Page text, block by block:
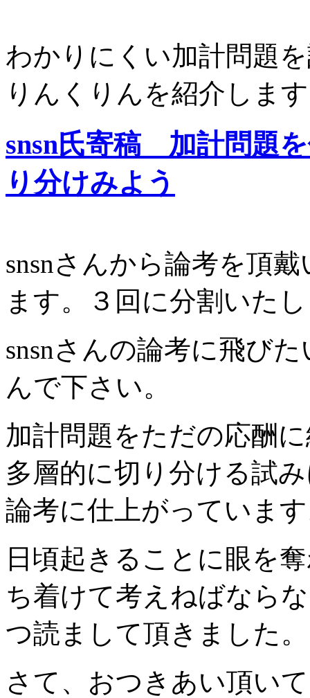
わかりにくい加計問題
りんくりんを紹介しま
snsn氏寄稿 加計問題
り分けみよう
snsnさんから論考を頂
ます。３回に分割いた
snsnさんの論考に飛び
んで下さい。
加計問題をただの応酬
多層的に切り分ける試
論考に仕上がっていま
日頃起きることに眼を
ち着けて考えねばなら
つ読まして頂きました。
さて、 おつきあい頂い